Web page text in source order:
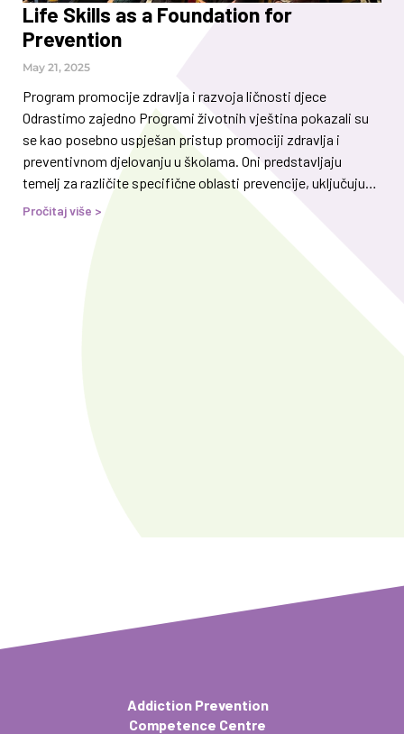
Life Skills as a Foundation for
Prevention
May 21, 2025
Program promocije zdravlja i razvoja ličnosti djece
Odrastimo zajedno Programi životnih vještina pokazali su
se kao posebno uspješan pristup promociji zdravlja i
preventivnom djelovanju u školama. Oni predstavljaju
temelj za različite specifične oblasti prevencije, uključujući
prevenciju ovisnosti, nasilja, stresa, negativnog uticaja
Pročitaj više >
Addiction Prevention
Competence Centre